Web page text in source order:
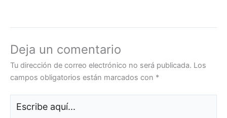
Deja un comentario
Tu dirección de correo electrónico no será publicada. Los
campos obligatorios están marcados con *
aquí...